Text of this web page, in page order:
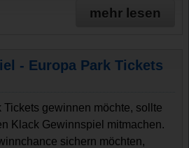
mehr lesen
- Europa Park Tickets
gewinnen möchte, sollte
Klack Gewinnspiel mitmachen.
sichern möchten,